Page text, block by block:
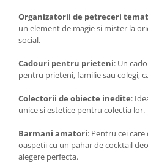
Organizatorii de petreceri
un element de magie si mister la
social.
Cadouri pentru prieteni: Un
pentru prieteni, familie sau colegi,
Colectorii de obiecte inedite:
unice si estetice pentru colectia lor.
Barmani amatori: Pentru cei
oaspetii cu un pahar de cocktail
alegere perfecta.